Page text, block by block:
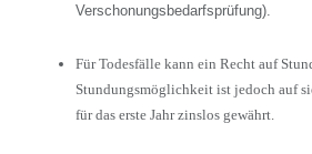
Verschonungsbedarfsprüfung).
Für Todesfälle kann ein Recht auf
Stundungsmöglichkeit ist jedoch auf
für das erste Jahr zinslos gewährt.